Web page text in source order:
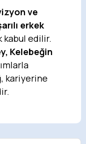
ve
erkek
kabul edilir.
Kelebeğin
kariyerine